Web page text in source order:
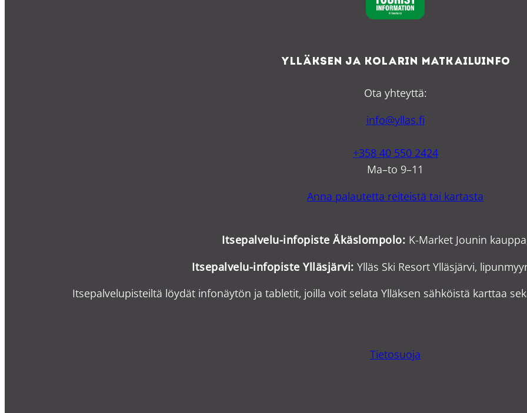
Ylläksen ja Kolarin matkailuinfo
Ota yhteyttä:
info@yllas.fi
+358 40 550 2424
Ma–to 9–11
Anna palautetta reiteistä tai kartasta
Itsepalvelu-infopiste Äkäslompolo: K-Market Jounin
Itsepalvelu-infopiste Ylläsjärvi: Ylläs Ski Resort Ylläsjärvi,
Itsepalvelupisteiltä löydät infonäytön ja tabletit, joilla voit selata Ylläksen sähköistä karttaa
Tietosuoja